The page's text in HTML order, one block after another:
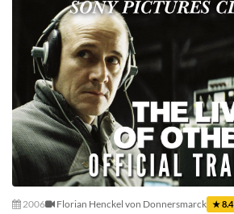
2006 Florian Henckel von Donnersmarck ★ 8.4